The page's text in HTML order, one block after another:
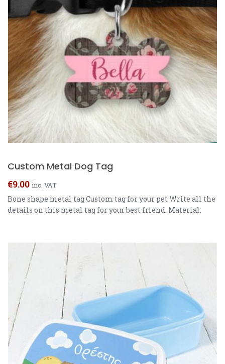
Custom Metal Dog Tag
€9.00 inc. VAT
Bone shape metal tag Custom tag for your pet Write all the
details on this metal tag for your best friend. Material: